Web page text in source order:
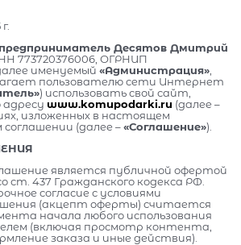
Десятов Дмитрий
773720376006, ОГРНИП
именуемый «Администрация»
пользователю сети Интернет
) использовать свой сайт,
www.komupodarki.ru (далее –
изложенных в настоящем
(далее –«Соглашение»).
является публичной офертой
ст. 437 Гражданского кодекса РФ.
согласие с условиями
(акцепт оферты) считается
начала любого использования
(включая просмотр контента,
заказа и иные действия).